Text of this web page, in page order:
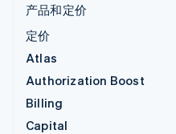
产品和定价
定价
Atlas
Authorization Boost
Billing
Capital